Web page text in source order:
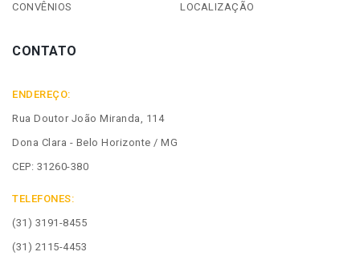
CONVÊNIOS LOCALIZAÇÃO
CONTATO
ENDEREÇO:
Rua Doutor João Miranda, 114
Dona Clara - Belo Horizonte / MG
CEP: 31260-380
TELEFONES:
(31) 3191-8455
(31) 2115-4453